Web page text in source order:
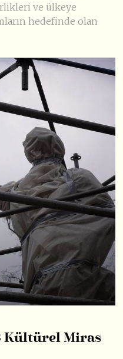
ve ülkeye
hedefinde olan
Kültürel Miras